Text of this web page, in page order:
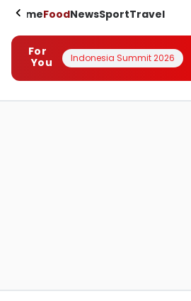
HomeFoodNewsSportTravel
For
You
Indonesia Summit 2026